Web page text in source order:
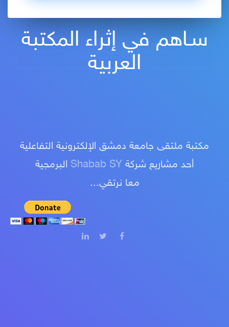
سـاهم في إثراء المكتبة
العربية
مكتبة ملتقى جامعة دمشق الإلكترونية التفاعلية
أحد مشاريع شركة Shabab SY البرمجية
معا نرتقي...